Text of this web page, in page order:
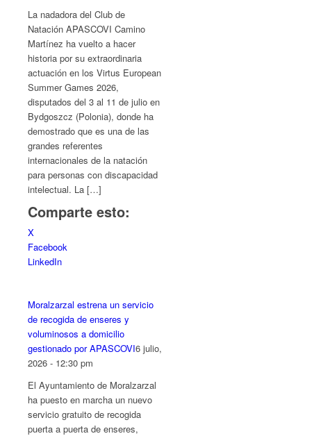
La nadadora del Club de
Natación APASCOVI Camino
Martínez ha vuelto a hacer
historia por su extraordinaria
actuación en los Virtus European
Summer Games 2026,
disputados del 3 al 11 de julio en
Bydgoszcz (Polonia), donde ha
demostrado que es una de las
grandes referentes
internacionales de la natación
para personas con discapacidad
intelectual. La […]
Comparte esto:
X
Facebook
LinkedIn
Moralzarzal estrena un servicio
de recogida de enseres y
voluminosos a domicilio
gestionado por APASCOVI6 julio,
2026 - 12:30 pm
El Ayuntamiento de Moralzarzal
ha puesto en marcha un nuevo
servicio gratuito de recogida
puerta a puerta de enseres,